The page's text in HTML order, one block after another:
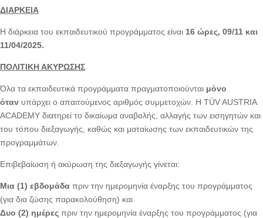
ΔΙΑΡΚΕΙΑ
Η διάρκεια του εκπαιδευτικού προγράμματος είναι 16 ώρες, 09/11 και
11/04/2025.
ΠΟΛΙΤΙΚΗ ΑΚΥΡΩΣΗΣ
Όλα τα εκπαιδευτικά προγράμματα πραγματοποιούνται μόνο
όταν υπάρχει ο απαιτούμενος αριθμός συμμετοχών. Η TÜV AUSTRIA
ACADEMY διατηρεί το δικαίωμα αναβολής, αλλαγής των εισηγητών και
του τόπου διεξαγωγής, καθώς και ματαίωσης των εκπαιδευτικών της
προγραμμάτων.
Επιβεβαίωση ή ακύρωση της διεξαγωγής γίνεται:
Μια (1) εβδομάδα πριν την ημερομηνία έναρξης του προγράμματος
(για δια ζώσης παρακολούθηση) και
Δυο (2) ημέρες πριν την ημερομηνία έναρξης του προγράμματος (για